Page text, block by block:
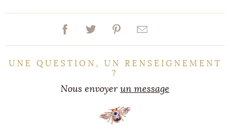
UNE QUESTION, UN RENSEIGNEMENT
?
Nous envoyerun message